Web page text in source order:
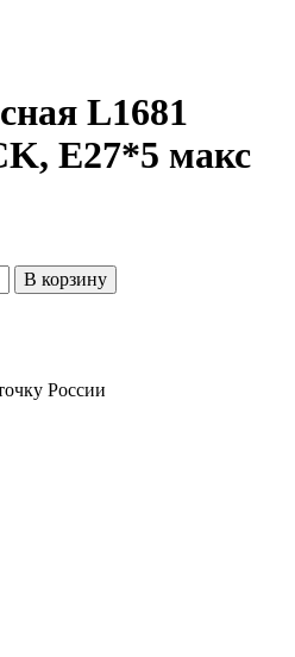
L1681
E27*5 макс
В корзину
России